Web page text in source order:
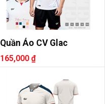
Quần Áo CV Glac
165,000 ₫